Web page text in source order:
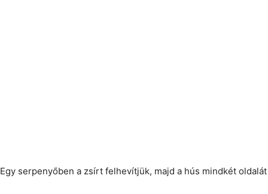
Egy serpenyőben a zsírt felhevítjük, majd a hús mindkét